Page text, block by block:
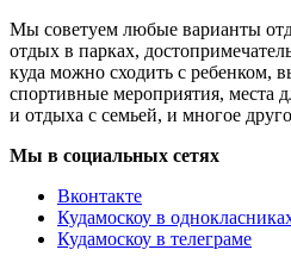
Мы советуем любые варианты
отдых в парках,
куда можно сходить с ребенком,
спортивные мероприятия, места
и отдыха с семьей, и многое
Мы в социальных сетях
Вконтакте
Кудамоскоу в
Кудамоскоу в телеграме